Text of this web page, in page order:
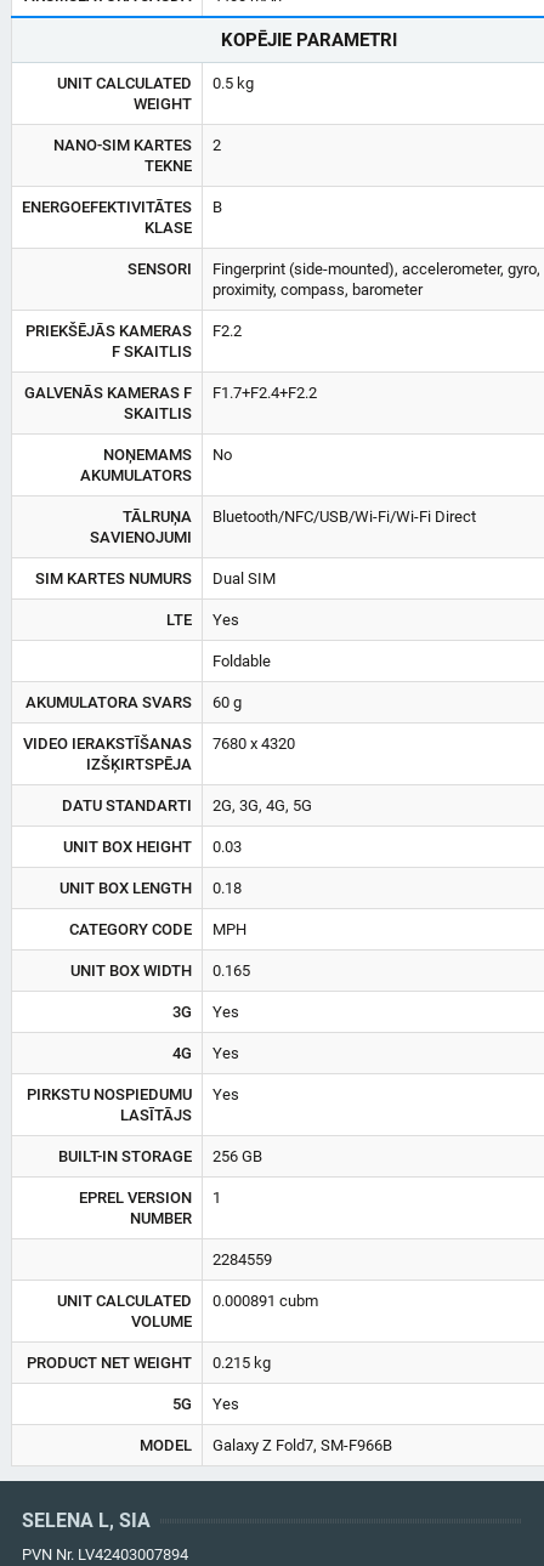
KOPĒJIE PARAMETRI
UNIT CALCULATED
WEIGHT
0.5 kg
NANO-SIM KARTES
TEKNE
2
ENERGOEFEKTIVITĀTES
KLASE
B
SENSORI
Fingerprint (side-mounted), accelerometer, gyro,
proximity, compass, barometer
PRIEKŠĒJĀS KAMERAS
F SKAITLIS
F2.2
GALVENĀS KAMERAS F
SKAITLIS
F1.7+F2.4+F2.2
NOŅEMAMS
AKUMULATORS
No
TĀLRUŅA
SAVIENOJUMI
Bluetooth/NFC/USB/Wi-Fi/Wi-Fi Direct
SIM KARTES NUMURS Dual SIM
LTE Yes
Foldable
AKUMULATORA SVARS 60 g
VIDEO IERAKSTĪŠANAS
IZŠĶIRTSPĒJA
7680 x 4320
DATU STANDARTI 2G, 3G, 4G, 5G
UNIT BOX HEIGHT 0.03
UNIT BOX LENGTH 0.18
CATEGORY CODE MPH
UNIT BOX WIDTH 0.165
3G Yes
4G Yes
PIRKSTU NOSPIEDUMU
LASĪTĀJS
Yes
BUILT-IN STORAGE 256 GB
EPREL VERSION
NUMBER
1
2284559
UNIT CALCULATED
VOLUME
0.000891 cubm
PRODUCT NET WEIGHT 0.215 kg
5G Yes
MODEL Galaxy Z Fold7, SM-F966B
SELENA L, SIA
PVN Nr. LV42403007894